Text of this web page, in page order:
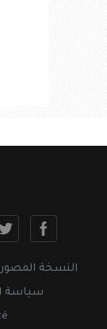
النسخة
سياسة